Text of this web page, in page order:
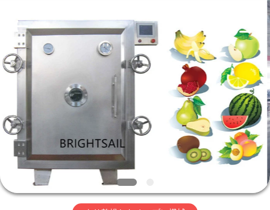
家
プ
ロ
ダ
ク
Jiangyin
Machinery
Co.,Ltd..
All
Rights
Reserved.